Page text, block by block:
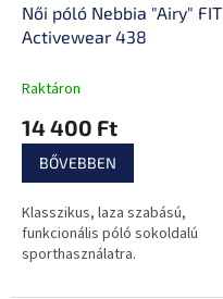
Női póló Nebbia "Airy" FIT
Activewear 438
Raktáron
14 400 Ft
BŐVEBBEN
Klasszikus, laza szabású,
funkcionális póló sokoldalú
sporthasználatra.